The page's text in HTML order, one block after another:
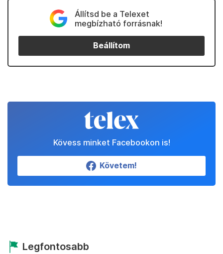
Állítsd be a Telexet
megbízható forrásnak!
Beállítom
Kövess minket Facebookon is!
Követem!
Legfontosabb